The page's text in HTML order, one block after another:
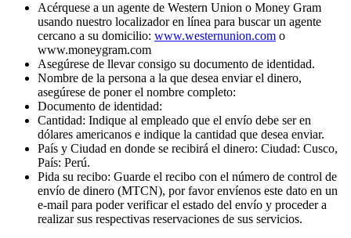
Acérquese a un agente de Western Union o Money Gram
usando nuestro localizador en línea para buscar un agente
cercano a su domicilio: www.westernunion.com o
www.moneygram.com
Asegúrese de llevar consigo su documento de identidad.
Nombre de la persona a la que desea enviar el dinero,
asegúrese de poner el nombre completo:
Documento de identidad:
Cantidad: Indique al empleado que el envío debe ser en
dólares americanos e indique la cantidad que desea enviar.
País y Ciudad en donde se recibirá el dinero: Ciudad: Cusco,
País: Perú.
Pida su recibo: Guarde el recibo con el número de control de
envío de dinero (MTCN), por favor envíenos este dato en un
e-mail para poder verificar el estado del envío y proceder a
realizar sus respectivas reservaciones de sus servicios.